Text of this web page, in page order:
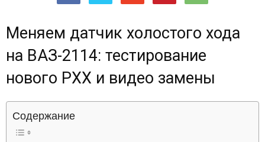
Меняем датчик холостого хода
на ВАЗ-2114: тестирование
нового РХХ и видео замены
Содержание